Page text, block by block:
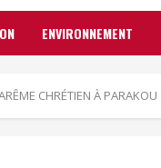
ENVIRONNEMENT
CHRÉTIEN À